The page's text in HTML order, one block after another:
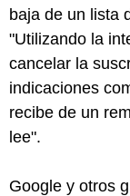
baja de un lista
"Utilizando la
cancelar la
indicaciones
recibe de un
lee".
Google y otros